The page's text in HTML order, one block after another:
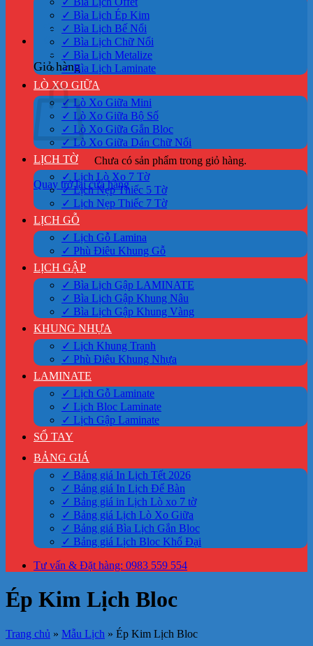
0
Giỏ hàng
Chưa có sản phẩm trong giỏ hàng.
Quay trở lại cửa hàng
✓ Bìa Lịch Ép Kim
✓ Bìa Lịch Bế Nổi
✓ Bìa Lịch Chữ Nổi
✓ Bìa Lịch Metalize
✓ Bìa Lịch Laminate
LÒ XO GIỮA
✓ Lò Xo Giữa Mini
✓ Lò Xo Giữa Bộ Số
✓ Lò Xo Giữa Gắn Bloc
✓ Lò Xo Giữa Dán Chữ Nổi
LỊCH TỜ
✓ Lịch Lò Xo 7 Tờ
✓ Lịch Nẹp Thiếc 5 Tờ
✓ Lịch Nẹp Thiếc 7 Tờ
LỊCH GỖ
✓ Lịch Gỗ Lamina
✓ Phù Điêu Khung Gỗ
LỊCH GẬP
✓ Bìa Lịch Gập LAMINATE
✓ Bìa Lịch Gập Khung Nâu
✓ Bìa Lịch Gập Khung Vàng
KHUNG NHỰA
✓ Lịch Khung Tranh
✓ Phù Điêu Khung Nhựa
LAMINATE
✓ Lịch Gỗ Laminate
✓ Lịch Bloc Laminate
✓ Lịch Gập Laminate
SỔ TAY
BẢNG GIÁ
✓ Bảng giá In Lịch Tết 2026
✓ Bảng giá In Lịch Để Bàn
✓ Bảng giá in Lịch Lò xo 7 tờ
✓ Bảng giá Lịch Lò Xo Giữa
✓ Bảng giá Bìa Lịch Gắn Bloc
✓ Bảng giá Lịch Bloc Khổ Đại
Tư vấn & Đặt hàng: 0983 559 554
Ép Kim Lịch Bloc
Trang chủ » Mẫu Lịch » Ép Kim Lịch Bloc